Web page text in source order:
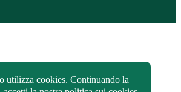
utilizza cookies. Continuando la